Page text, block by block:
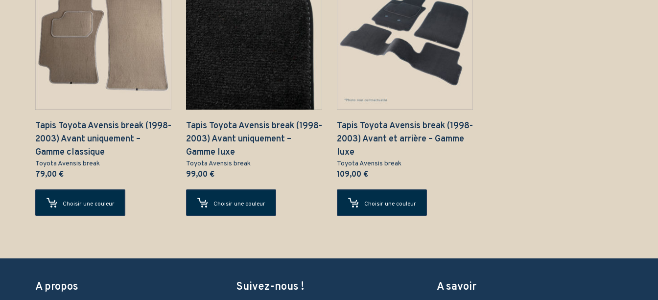
Tapis Toyota Avensis break (1998-
2003) Avant uniquement –
Gamme classique
Toyota Avensis break
79,00 €
Choisir une couleur
Tapis Toyota Avensis break (1998-
2003) Avant uniquement –
Gamme luxe
Toyota Avensis break
99,00 €
Choisir une couleur
Tapis Toyota Avensis break (1998-
2003) Avant et arrière – Gamme
luxe
Toyota Avensis break
109,00 €
Choisir une couleur
A propos Suivez-nous ! A savoir